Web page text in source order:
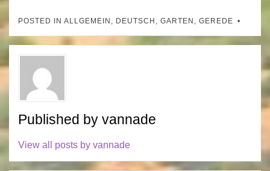
POSTED IN ALLGEMEIN , DEUTSCH , GARTEN , GEREDE
Published by vannade
View all posts by vannade